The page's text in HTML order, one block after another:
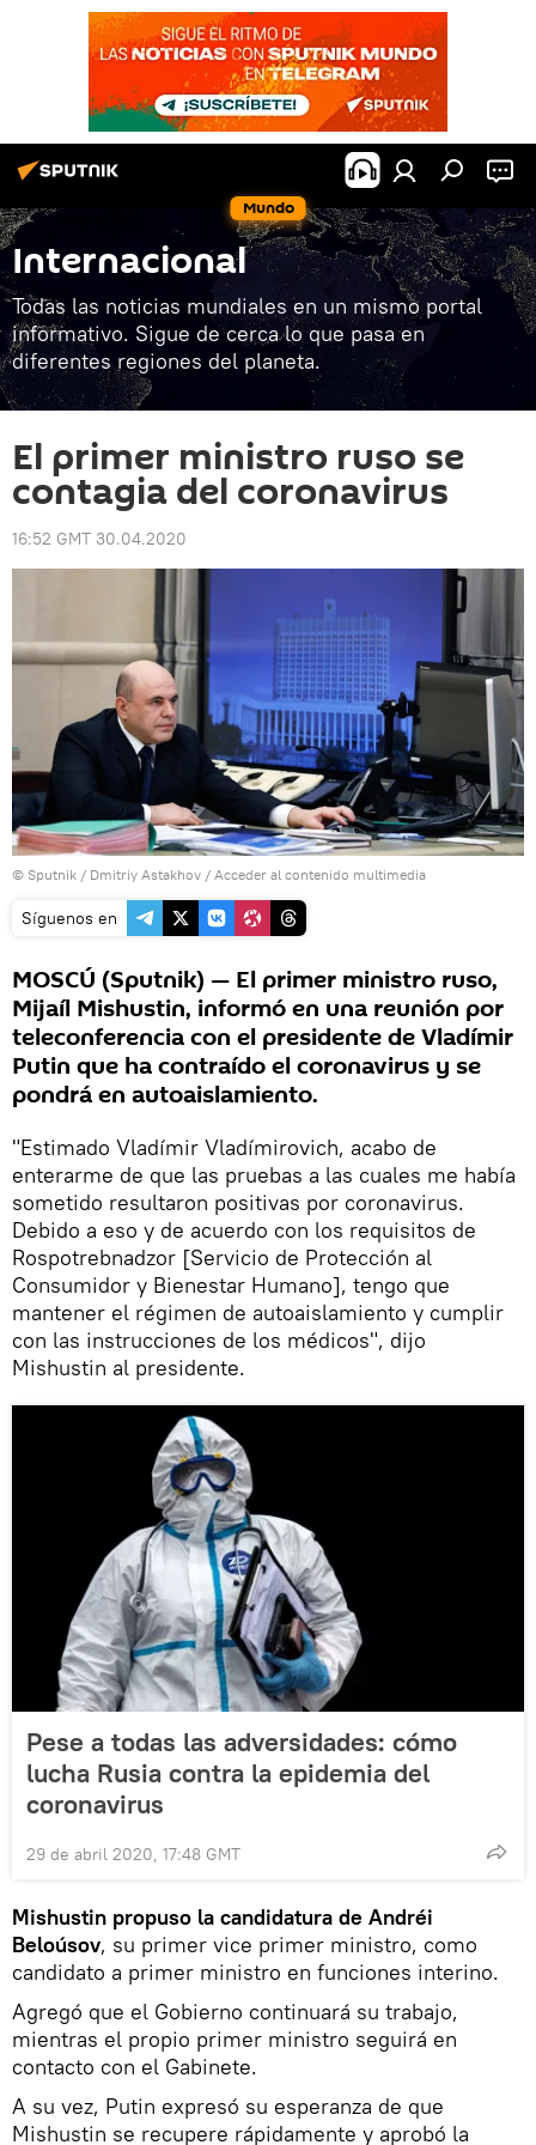
Mundo
Internacional
Todas las noticias mundiales en un mismo portal
informativo. Sigue de cerca lo que pasa en
diferentes regiones del planeta.
El primer ministro ruso se
contagia del coronavirus
16:52 GMT 30.04.2020
© Sputnik / Dmitriy Astakhov / Acceder al contenido multimedia
Síguenos en
MOSCÚ (Sputnik) — El primer ministro ruso,
Mijaíl Mishustin, informó en una reunión por
teleconferencia con el presidente de Vladímir
Putin que ha contraído el coronavirus y se
pondrá en autoaislamiento.
"Estimado Vladímir Vladímirovich, acabo de
enterarme de que las pruebas a las cuales me había
sometido resultaron positivas por coronavirus.
Debido a eso y de acuerdo con los requisitos de
Rospotrebnadzor [Servicio de Protección al
Consumidor y Bienestar Humano], tengo que
mantener el régimen de autoaislamiento y cumplir
con las instrucciones de los médicos", dijo
Mishustin al presidente.
Pese a todas las adversidades: cómo
lucha Rusia contra la epidemia del
coronavirus
29 de abril 2020, 17:48 GMT
Mishustin propuso la candidatura de Andréi
Beloúsov, su primer vice primer ministro, como
candidato a primer ministro en funciones interino.
Agregó que el Gobierno continuará su trabajo,
mientras el propio primer ministro seguirá en
contacto con el Gabinete.
A su vez, Putin expresó su esperanza de que
Mishustin se recupere rápidamente y aprobó la